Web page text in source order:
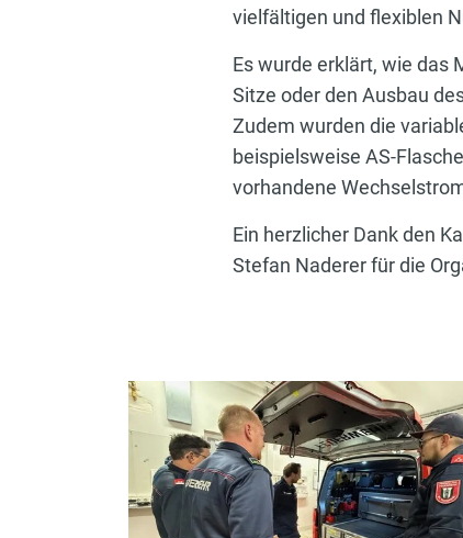
vielfältigen und flexiblen
Es wurde erklärt, wie das
Sitze oder den Ausbau
Zudem wurden die
beispielsweise AS-
vorhandene
Ein herzlicher Dank den
Stefan Naderer für die